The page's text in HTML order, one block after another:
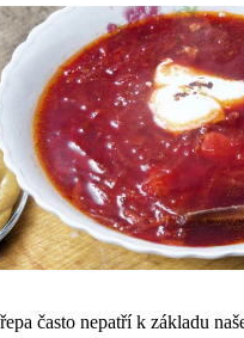
často nepatří k základu